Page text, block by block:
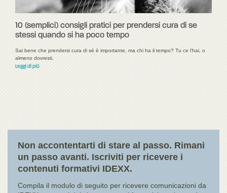
10 (semplici) consigli pratici per prendersi cura di se
stessi quando si ha poco tempo
Sai bene che prendersi cura di sé è importante, ma chi ha il tempo? Tu ce l’hai, o
almeno dovresti.
Leggi di più
Non accontentarti di stare al passo. Rimani
un passo avanti. Iscriviti per ricevere i
contenuti formativi IDEXX.